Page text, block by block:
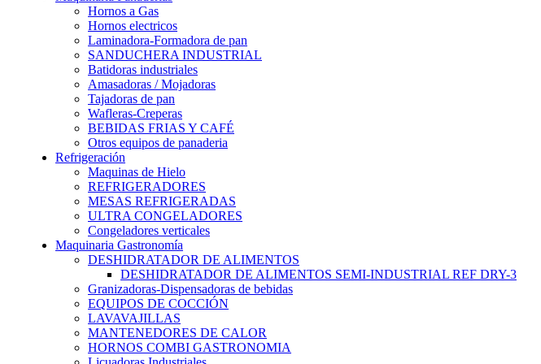
Hornos a Gas
Hornos electricos
Laminadora-Formadora de pan
SANDUCHERA INDUSTRIAL
Batidoras industriales
Amasadoras / Mojadoras
Tajadoras de pan
Wafleras-Creperas
BEBIDAS FRIAS Y CAFÉ
Otros equipos de panaderia
Refrigeración
Maquinas de Hielo
REFRIGERADORES
MESAS REFRIGERADAS
ULTRA CONGELADORES
Congeladores verticales
Maquinaria Gastronomía
DESHIDRATADOR DE ALIMENTOS
DESHIDRATADOR DE ALIMENTOS SEMI-INDUSTRIAL REF DRY-3
Granizadoras-Dispensadoras de bebidas
EQUIPOS DE COCCIÓN
LAVAVAJILLAS
MANTENEDORES DE CALOR
HORNOS COMBI GASTRONOMIA